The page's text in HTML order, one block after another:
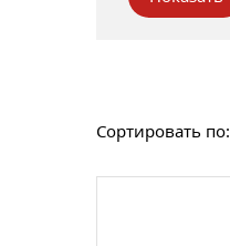
Сортировать по: